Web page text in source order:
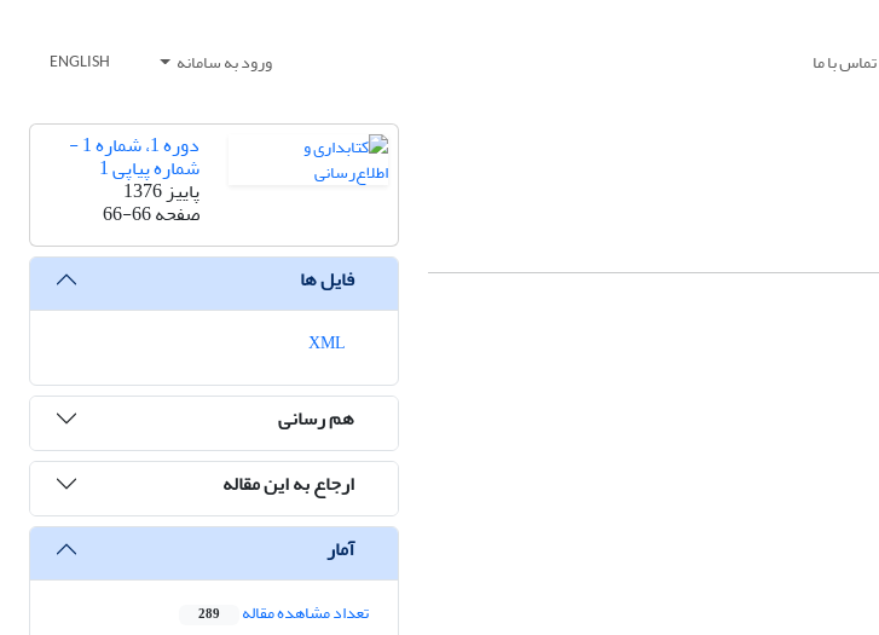
تماس با ما ورود به سامانه ENGLISH
دوره 1، شماره 1 -
شماره پیاپی 1
پاییز 1376
صفحه66-66
فایل ها
هم رسانی
ارجاع به این مقاله
آمار
تعداد مشاهده مقاله 289